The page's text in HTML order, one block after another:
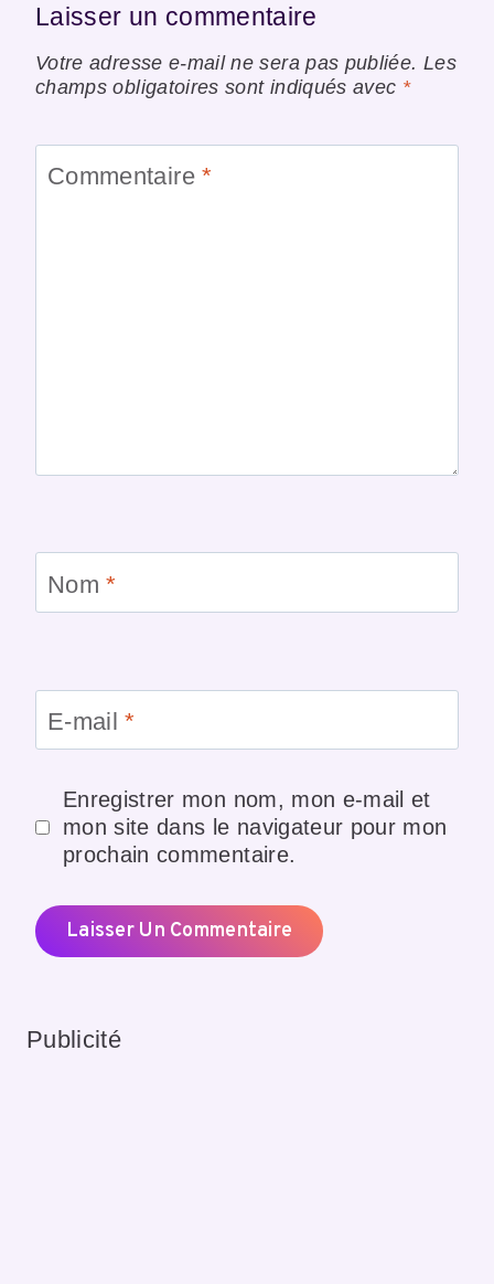
Laisser un commentaire
Votre adresse e-mail ne sera pas publiée. Les
champs obligatoires sont indiqués avec *
Commentaire*
Nom*
E-mail*
Enregistrer mon nom, mon e-mail et
mon site dans le navigateur pour mon
prochain commentaire.
Publicité